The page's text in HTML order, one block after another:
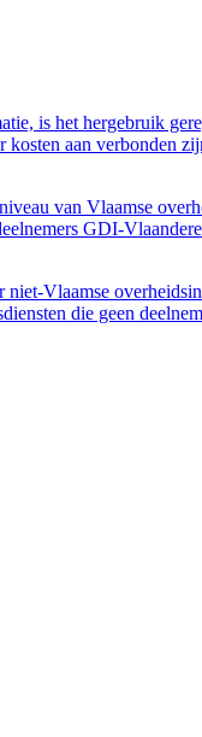
is het hergebruik
aan verbonden
van Vlaamse
GDI-
Vlaamse
die geen